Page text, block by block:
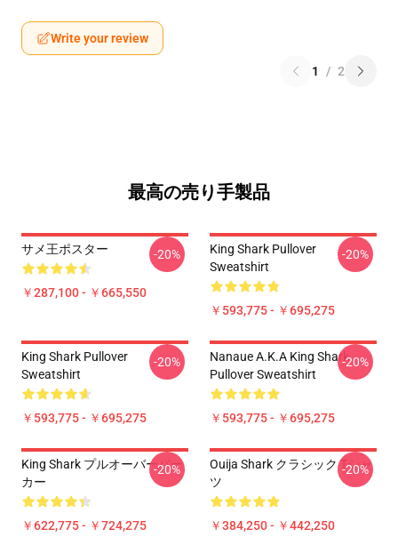
Write your review
1 / 2
最高の売り手製品
サメ王ポスター
￥287,100 - ￥665,550
-20%
King Shark Pullover
Sweatshirt
￥593,775 - ￥695,275
-20%
King Shark Pullover
Sweatshirt
￥593,775 - ￥695,275
-20%
Nanaue A.K.A King Shark
Pullover Sweatshirt
￥593,775 - ￥695,275
-20%
King Shark プルオーバーパー
カー
￥622,775 - ￥724,275
-20%
Ouija Shark クラシック Tシャ
ツ
￥384,250 - ￥442,250
-20%